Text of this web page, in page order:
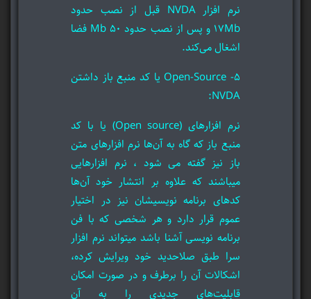
نرم افزار NVDA قبل از نصب حدود
17Mb و پس از نصب حدود 50 Mb فضا
اشغال می‌کند.
5- Open-Source یا کد منبع باز داشتن
NVDA:
نرم افزارهای (Open source) یا با کد
منبع باز که گاه به آن‌ها نرم افزارهای متن
باز نیز گفته می شود ، نرم افزارهایی
میباشند که علاوه بر انتشار خود آن‌ها
کدهای برنامه نویسیشان نیز در اختیار
عموم قرار دارد و هر شخصی که با فن
برنامه نویسی آشنا باشد میتواند نرم افزار
سرا طبق صلاحدید خود ویرایش کرده،
اشکالات آن را برطرف و در صورت امکان
قابلیت‌های جدیدی را به آن